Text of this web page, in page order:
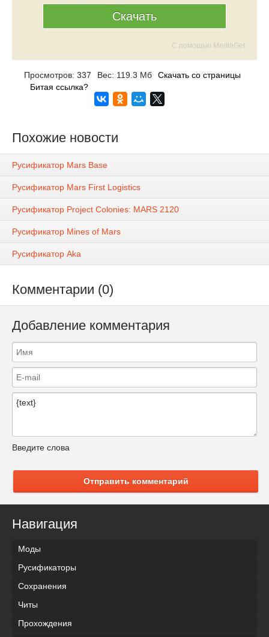
Скачать
С помощью MediaGet
Просмотров: 337 Вес: 119.3 Мб
Скачать со страницы
Битая ссылка?
Похожие новости
Русификатор Mars Base
Русификатор Mars First Logistics
Русификатор Project Colonies: MARS 2120
Русификатор Mines of Mars
Русификатор Aka
Комментарии (0)
Добавление комментария
Введите слова
Отправить комментарий
Навигация
Моды
Русификаторы
Сохранения
Читы
Прохождения